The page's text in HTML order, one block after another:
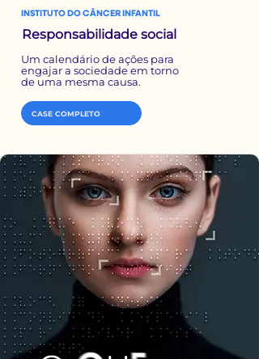
INSTITUTO DO CÂNCER INFANTIL
Responsabilidade social
Um calendário de ações para
engajar a sociedade em torno
de uma mesma causa.
CASE COMPLETO